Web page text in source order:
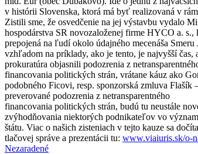
v histórii Slovenska, ktorá má byť realizovaná v
Zistili sme, že osvedčenie na jej výstavbu vydalo
hospodárstva SR novozaloženej firme HYCO a. s.,
prepojená na ľudí okolo údajného mecenáša Smeru
vzhľadom na príklady, ako je tento, je najvyšší čas,
prokuratúra objasnili podozrenia z netransparentné
financovania politických strán, vrátane káuz ako
podobného Ficovi, resp. sponzorská zmluva Flašík
preverované podozrenia z netransparentného
financovania politických strán, budú tu neustále
zvýhodňovania niektorých podnikateľov vo
štátu. Viac o našich zisteniach v tejto kauze sa
tlačovej správe a prezentácii tu: www.viaiuris.sk/o-
Nezaradené